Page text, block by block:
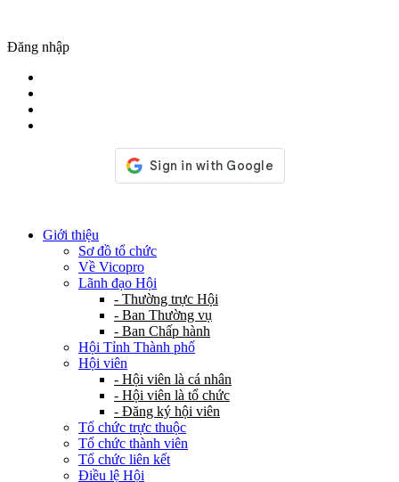
Đăng nhập
Giới thiệu
Sơ đồ tổ chức
Về Vicopro
Lãnh đạo Hội
- Thường trực Hội
- Ban Thường vụ
- Ban Chấp hành
Hội Tỉnh Thành phố
Hội viên
- Hội viên là cá nhân
- Hội viên là tổ chức
- Đăng ký hội viên
Tổ chức trực thuộc
Tổ chức thành viên
Tổ chức liên kết
Điều lệ Hội